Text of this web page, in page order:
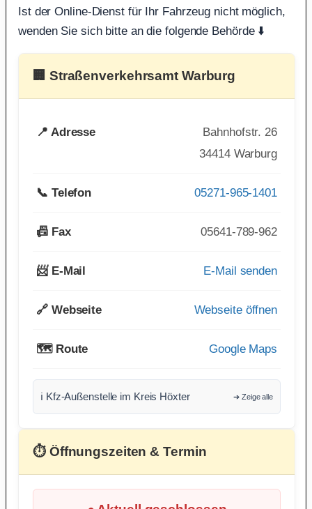
Ist der Online-Dienst für Ihr Fahrzeug nicht möglich,
wenden Sie sich bitte an die folgende Behörde ⬇️
🏢 Straßenverkehrsamt Warburg
📍 Adresse
Bahnhofstr. 26
34414 Warburg
📞 Telefon 05271-965-1401
📠 Fax 05641-789-962
📨 E-Mail E-Mail senden
🔗 Webseite Webseite öffnen
🗺️ Route Google Maps
ℹ️ Kfz-Außenstelle im Kreis Höxter ➔ Zeige alle
⏱ Öffnungszeiten & Termin